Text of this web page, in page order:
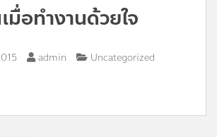
อทำงานด้วยใจ
admin Uncategorized